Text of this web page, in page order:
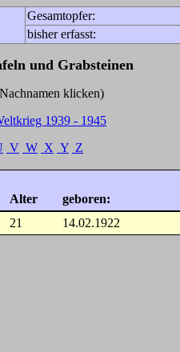
Gesamtopfer:
bisher erfasst:
und Grabsteinen
klicken)
1939 - 1945
V W X Y Z
Alter geboren:
21 14.02.1922